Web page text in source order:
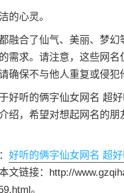
的心灵。
融合了仙气、美丽、梦幻
需求。请注意，这些网名
确保不与他人重复或侵犯
好听的俩字仙女网名 超
绍，希望对想起网名的朋
好听的俩字仙女网名 超
文链接：http://
。